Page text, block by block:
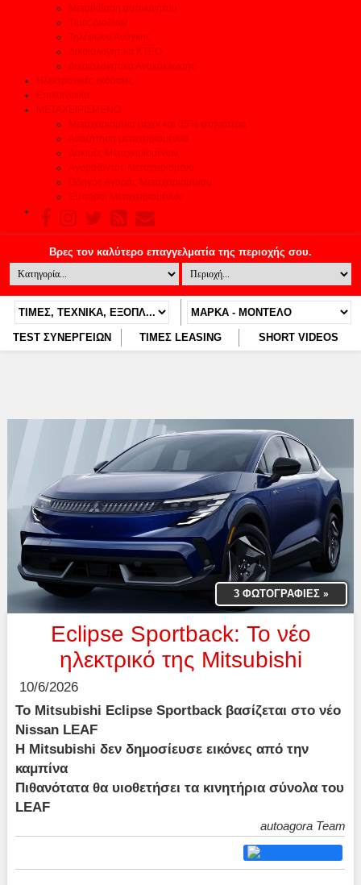
Μεταβίβαση αυτοκινήτου
Τιμές Διοδίων
Τηλέφωνα Ανάγκης
Δικαιολογητικά ΚΤΕΟ
Δικαιολογητικά Ανακύκλωσης
Ηλεκτρονικές εκδόσεις
Επικοινωνία
ΜΕΤΑΧΕΙΡΙΣΜΕΝΟ
Μεταχειρισμένα μέχρι και 35% φτηνότερα
Αναζήτηση μεταχειρισμένου
Δοκιμές Μεταχειρισμένων
Αγοράζοντας Μεταχειρισμένο
Οδηγός Αγοράς Μεταχειρισμένου
Έμποροι Μεταχειρισμένων
TEST ΣΥΝΕΡΓΕΙΩΝ ΤΙΜΕΣ LEASING SHORT VIDEOS
3 ΦΩΤΟΓΡΑΦΙΕΣ »
Eclipse Sportback: Το νέο
ηλεκτρικό της Mitsubishi
10/6/2026
Το Mitsubishi Eclipse Sportback βασίζεται στο νέο
Nissan LEAF
Η Mitsubishi δεν δημοσίευσε εικόνες από την
καμπίνα
Πιθανότατα θα υιοθετήσει τα κινητήρια σύνολα του
LEAF
autoagora Team